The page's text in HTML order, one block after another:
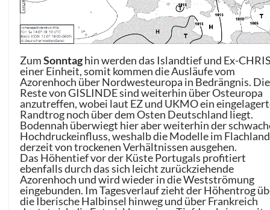
ZumSonntaghin werden das Islandtief und Ex-
einer Einheit, somit kommen die Ausläufe vom
Azorenhoch über Nordwesteuropa in Bedrängnis. Die
Reste von GISLINDE sind weiterhin über Osteuropa
anzutreffen, wobei laut EZ und UKMO ein
Randtrog noch über dem Osten Deutschland liegt.
Bodennah überwiegt hier aber weiterhin der
Hochdruckeinfluss, weshalb die Modelle im Flachland
derzeit von trockenen Verhältnissen ausgehen.
Das Höhentief vor der Küste Portugals profitiert
ebenfalls durch das sich leicht zurückziehende
Azorenhoch und wird wieder in die Westströmung
eingebunden. Im Tagesverlauf zieht der Höhentrog
die Iberische Halbinsel hinweg und über Frankreich